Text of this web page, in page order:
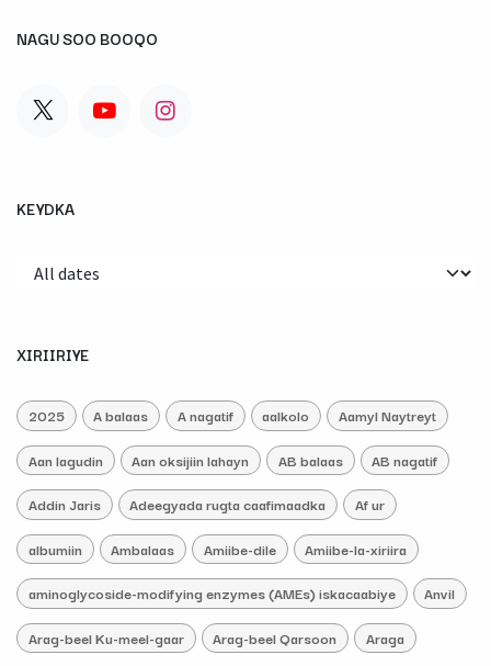
NAGU SOO BOOQO
KEYDKA
XIRIIRIYE
2025 A balaas A nagatif aalkolo Aamyl Naytreyt
Aan lagudin Aan oksijiin lahayn AB balaas AB nagatif
Addin Jaris Adeegyada rugta caafimaadka Af ur
albumiin Ambalaas Amiibe-dile Amiibe-la-xiriira
aminoglycoside-modifying enzymes (AMEs) iskacaabiye Anvil
Arag-beel Ku-meel-gaar Arag-beel Qarsoon Araga